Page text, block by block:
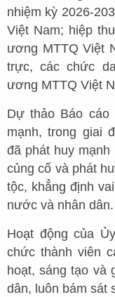
nhiệm kỳ 2026-
Việt Nam; hiệp
ương MTTQ Việt
trực, các chức
ương MTTQ Việt
Dự thảo Báo
mạnh, trong giai
đã phát huy
củng cố và phát
tộc, khẳng định
nước và nhân dân.
Hoạt động của
chức thành viên
hoạt, sáng tạo và
dân, luôn bám sát